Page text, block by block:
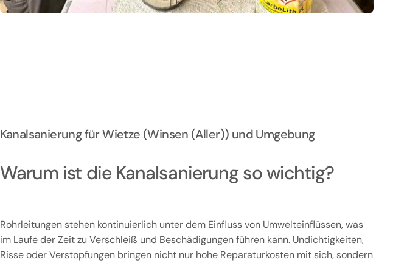
Kanalsanierung für Wietze (Winsen (Aller)) und Umgebung
Warum ist die Kanalsanierung so wichtig?
Rohrleitungen stehen kontinuierlich unter dem Einfluss von Umwelteinflüssen, was
im Laufe der Zeit zu Verschleiß und Beschädigungen führen kann. Undichtigkeiten,
Risse oder Verstopfungen bringen nicht nur hohe Reparaturkosten mit sich, sondern